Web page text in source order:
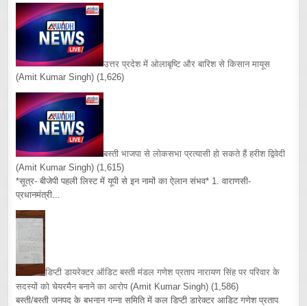
उत्तर प्रदेश में ओलाबृष्टि और बारिश से किसान मायूस
(Amit Kumar Singh) (1,626)
बस्ती भाजपा से लोकसभा प्रत्यासी हो सकते हैं हरीश द्विवेदी
(Amit Kumar Singh) (1,615)
*सूत्र- बीजेपी पहली लिस्ट में यूपी से इन नामों का ऐलान संभव* 1. वाराणसी-
प्रधानमंत्री...
डिप्टी डायरेक्टर ऑडिट बस्ती मंडल गणेश प्रताप नारायण सिंह पर परिवार के
सदस्यों को चेयरमैन बनाने का आरोप (Amit Kumar Singh) (1,586)
बस्ती/बस्ती जनपद के बभनान गन्ना समिति में कल डिप्टी डारेक्टर आडिट गणेश प्रताप